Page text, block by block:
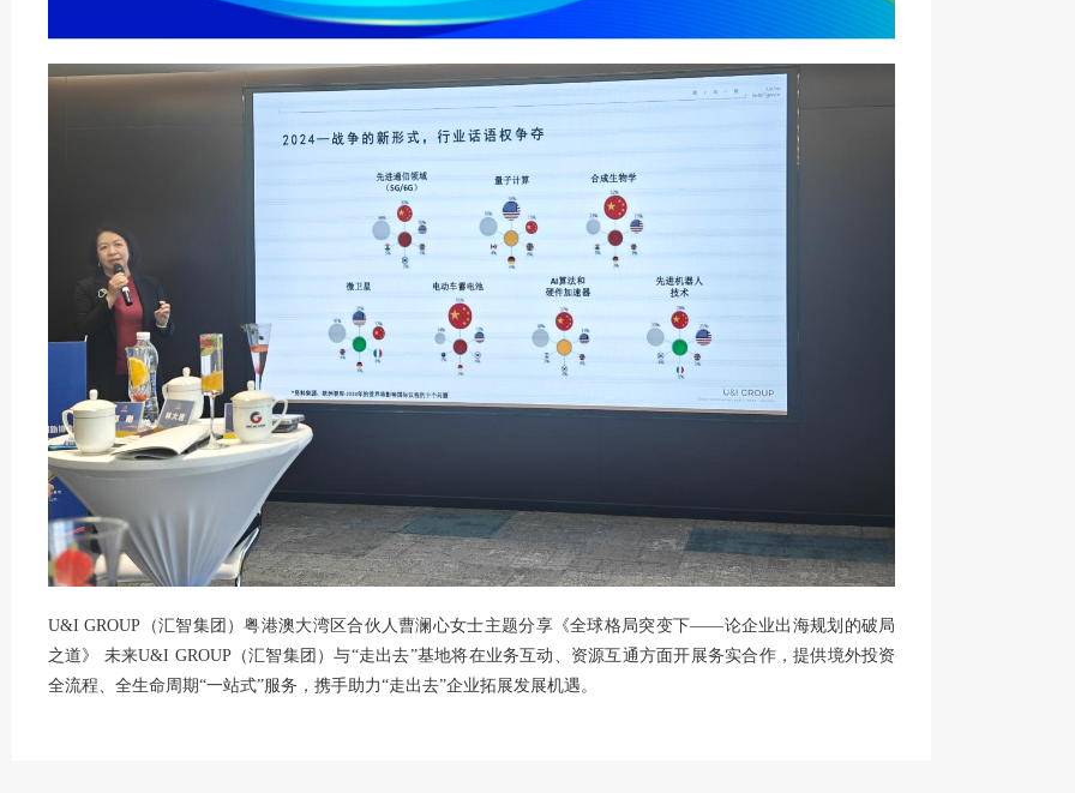
U&I GROUP（汇智集团）粤港澳大湾区合伙人曹澜心女士主题分享《全球格局突变下——论企业出海规划的破局
之道》 未来U&I GROUP（汇智集团）与“走出去”基地将在业务互动、资源互通方面开展务实合作，提供境外投资
全流程、全生命周期“一站式”服务，携手助力“走出去”企业拓展发展机遇。